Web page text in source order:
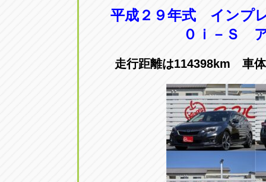
アップル
0566-43-
アップル
0569-35-
アップル
0568-76-
アップル
アップル碧南店
愛知県碧南市立山町4-32-1
アップル常滑店
愛知県常滑市長間37-1
愛知県小牧市久保新町20
アップル尾張旭店
平成２９年式 インプ
０ｉ－Ｓ
走行距離は114398km 車